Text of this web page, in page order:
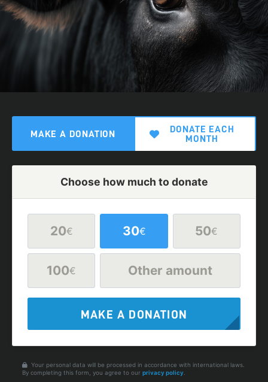
MAKE A DONATION
DONATE EACH
MONTH
Choose how much to donate
20€ 30€ 50€
100€ Other amount
MAKE A DONATION
Your personal data will be processed in accordance with international laws.
By completing this form, you agree to our privacy policy